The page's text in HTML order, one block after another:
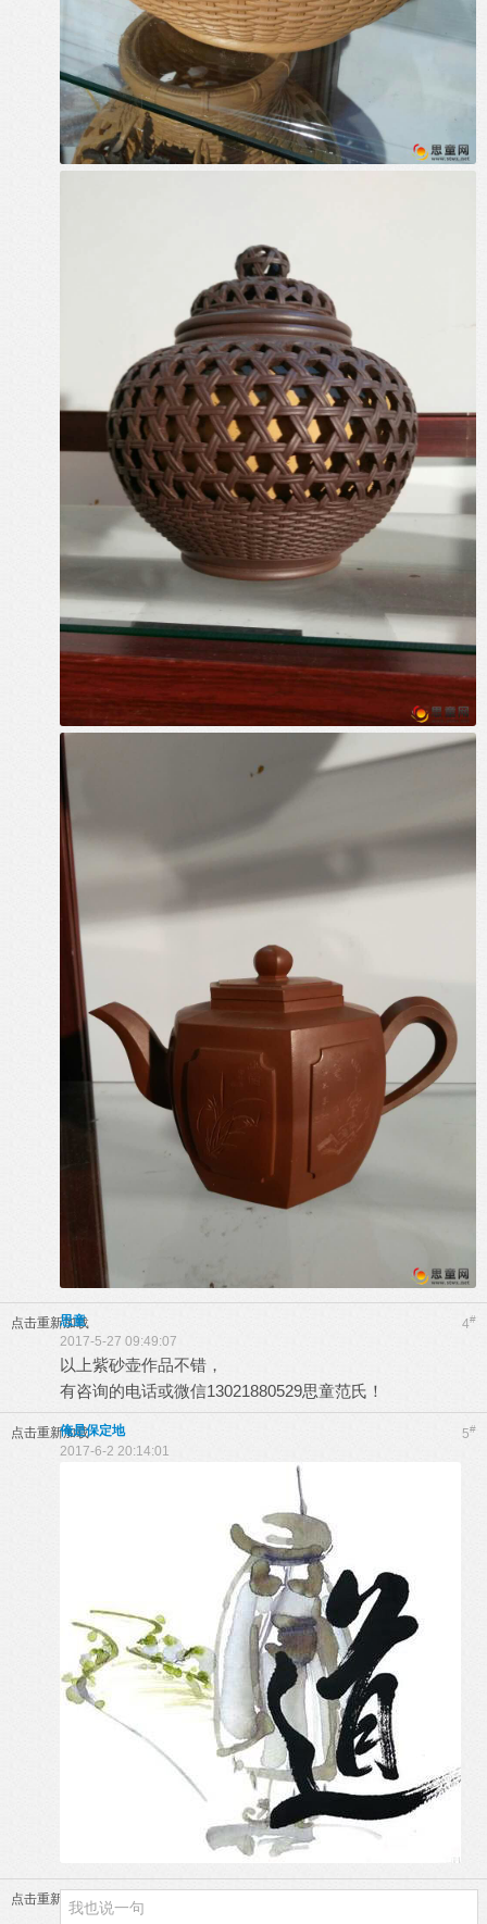
点击重新加载 4#
思童
2017-5-27 09:49:07
以上紫砂壶作品不错，
有咨询的电话或微信13021880529思童范氏！
点击重新加载 5#
俺是保定地
2017-6-2 20:14:01
点击重新加载